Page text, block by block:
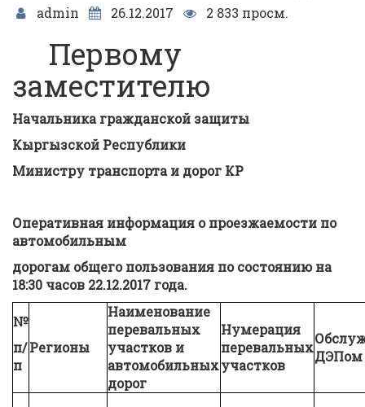
admin 26.12.2017 2 833 просм.
Первому
заместителю
Начальника гражданской защиты
Кыргызской Республики
Министру транспорта и дорог КР
Оперативная информация о проезжаемости по
автомобильным
дорогам общего пользования по состоянию на
18:30 часов 22.12.2017 года.
№
п/
п
Регионы
Наименование
перевальных
участков и
автомобильных
дорог
Нумерация
перевальных
участков
ДЭПом